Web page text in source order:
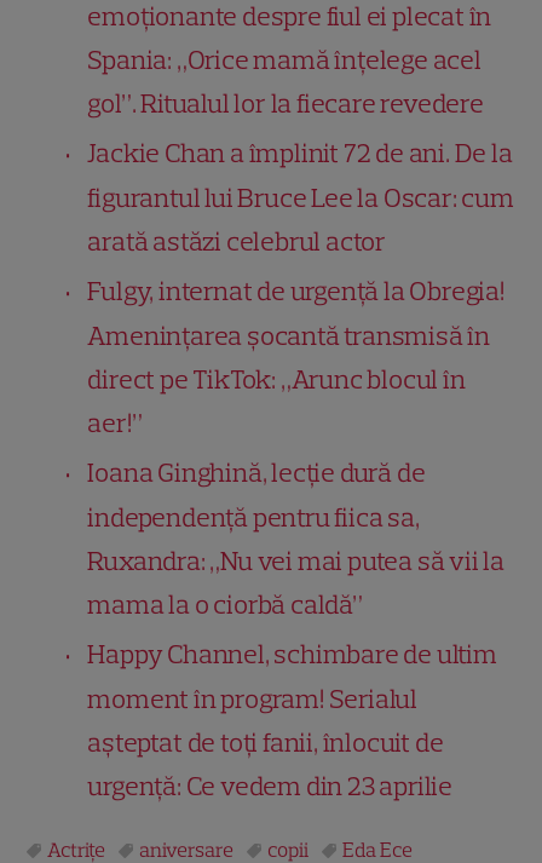
emoționante despre fiul ei plecat în
Spania: „Orice mamă înţelege acel
gol”. Ritualul lor la fiecare revedere
Jackie Chan a împlinit 72 de ani. De la
figurantul lui Bruce Lee la Oscar: cum
arată astăzi celebrul actor
Fulgy, internat de urgență la Obregia!
Amenințarea șocantă transmisă în
direct pe TikTok: „Arunc blocul în
aer!”
Ioana Ginghină, lecție dură de
independență pentru fiica sa,
Ruxandra: „Nu vei mai putea să vii la
mama la o ciorbă caldă”
Happy Channel, schimbare de ultim
moment în program! Serialul
așteptat de toți fanii, înlocuit de
urgență: Ce vedem din 23 aprilie
Actrițe aniversare copii Eda Ece